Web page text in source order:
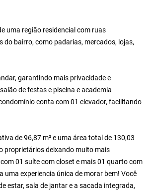
uma região residencial com ruas
bairro, como padarias, mercados, lojas,
garantindo mais privacidade e
de festas e piscina e academia
conta com 01 elevador, facilitando
de 96,87 m² e uma área total de 130,03
proprietários deixando muito mais
01 suíte com closet e mais 01 quarto com
experiencia única de morar bem! Você
estar, sala de jantar e a sacada integrada,